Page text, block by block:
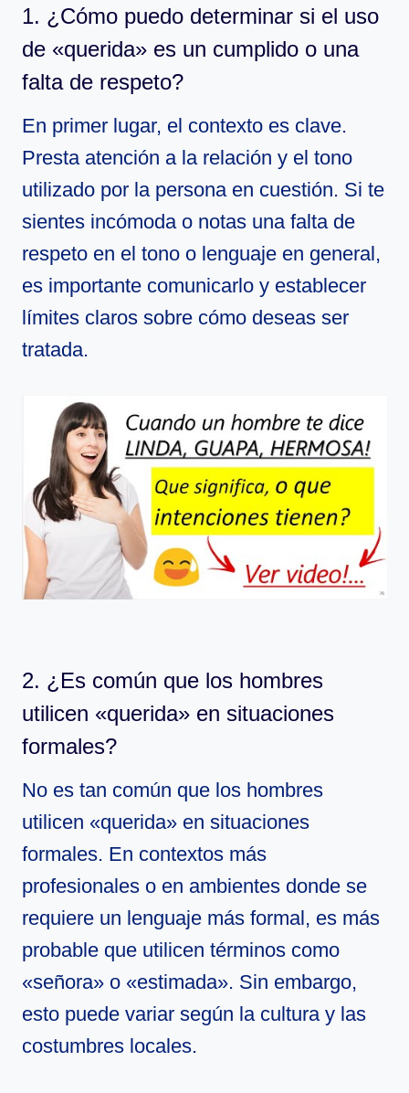
1. ¿Cómo puedo determinar si el uso
de «querida» es un cumplido o una
falta de respeto?
En primer lugar, el contexto es clave.
Presta atención a la relación y el tono
utilizado por la persona en cuestión. Si te
sientes incómoda o notas una falta de
respeto en el tono o lenguaje en general,
es importante comunicarlo y establecer
límites claros sobre cómo deseas ser
tratada.
2. ¿Es común que los hombres
utilicen «querida» en situaciones
formales?
No es tan común que los hombres
utilicen «querida» en situaciones
formales. En contextos más
profesionales o en ambientes donde se
requiere un lenguaje más formal, es más
probable que utilicen términos como
«señora» o «estimada». Sin embargo,
esto puede variar según la cultura y las
costumbres locales.